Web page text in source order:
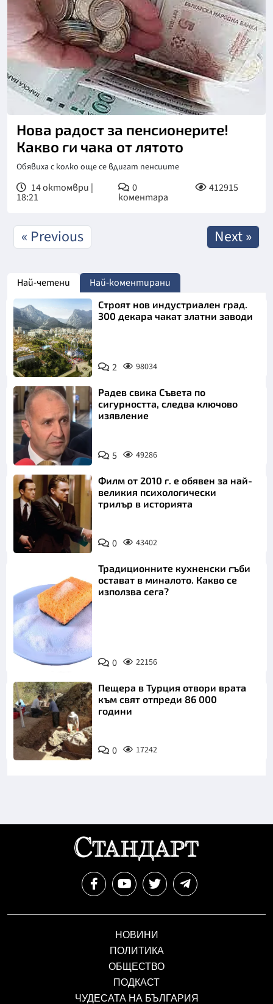
Нова радост за пенсионерите!
Какво ги чака от лятото
Обявиха с колко още се вдигат пенсиите
14 октомври |
18:21
0
коментара
412915
« Previous Next »
Най-четени Най-коментирани
Строят нов индустриален град.
300 декара чакат златни заводи
2 98034
Радев свика Съвета по
сигурността, следва ключово
изявление
5 49286
Филм от 2010 г. е обявен за най-
великия психологически
трилър в историята
0 43402
Снимка:
Пиксабей
Традиционните кухненски гъби
остават в миналото. Какво се
използва сега?
0 22156
Пещера в Турция отвори врата
към свят отпреди 86 000
години
0 17242
НОВИНИ
ПОЛИТИКА
ОБЩЕСТВО
ПОДКАСТ
ЧУДЕСАТА НА БЪЛГАРИЯ